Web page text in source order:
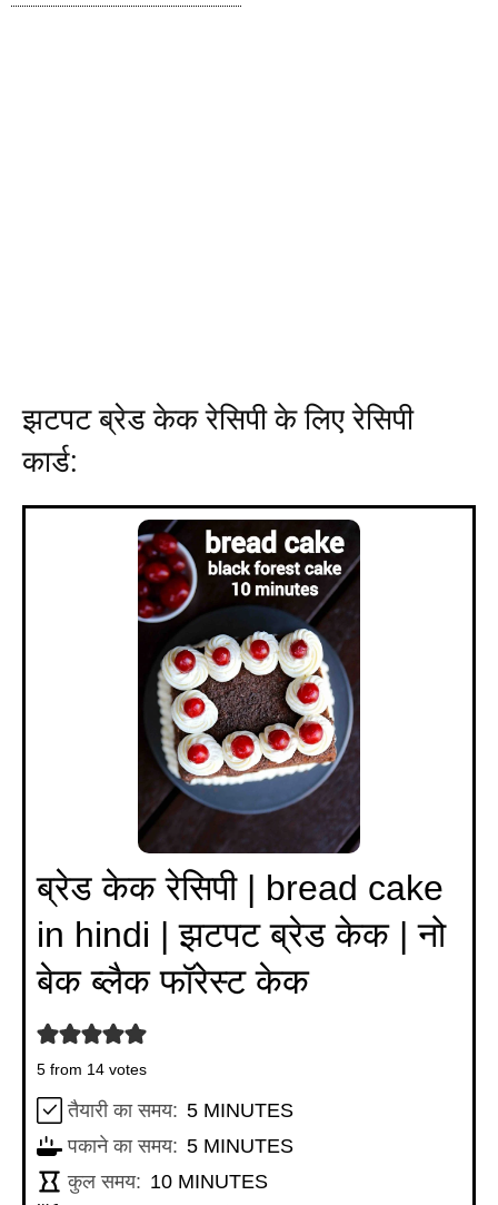
झटपट ब्रेड केक रेसिपी के लिए रेसिपी
कार्ड:
ब्रेड केक रेसिपी | bread cake
in hindi | झटपट ब्रेड केक | नो
बेक ब्लैक फॉरेस्ट केक
5 from 14 votes
तैयारी का समय: 5MINUTES
MINUTES
पकाने का समय: 5MINUTES
MINUTES
कुल समय: 10MINUTES
MINUTES